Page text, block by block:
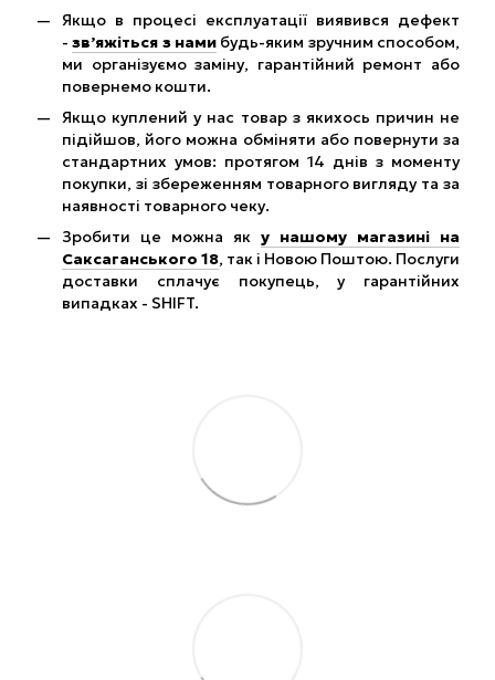
Якщо в процесі експлуатації виявився дефект
-зв’яжіться з нами будь-яким зручним способом,
ми організуємо заміну, гарантійний ремонт або
повернемо кошти.
Якщо куплений у нас товар з якихось причин не
підійшов, його можна обміняти або повернути за
стандартних умов: протягом 14 днів з моменту
покупки, зі збереженням товарного вигляду та за
наявності товарного чеку.
Зробити це можна як у нашому магазині на
Саксаганського 18, так і Новою Поштою. Послуги
доставки сплачує покупець, у гарантійних
випадках - SHIFT.